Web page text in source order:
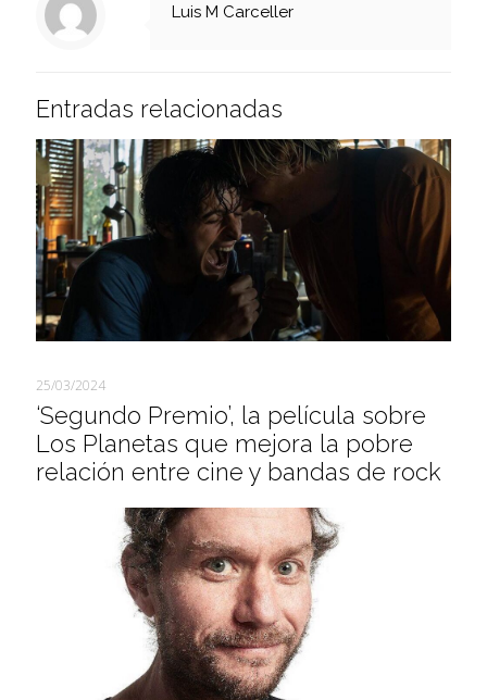
Luis M Carceller
Entradas relacionadas
25/03/2024
‘Segundo Premio’, la película sobre
Los Planetas que mejora la pobre
relación entre cine y bandas de rock